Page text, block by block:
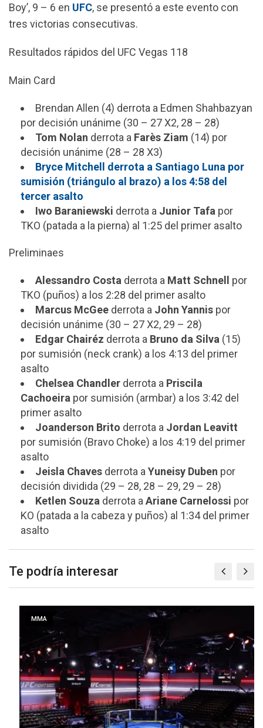
Boy’, 9 – 6 en UFC, se presentó a este evento con
tres victorias consecutivas.
Resultados rápidos del UFC Vegas 118
Main Card
Brendan Allen (4) derrota a Edmen Shahbazyan
por decisión unánime (30 – 27 X2, 28 – 28)
Tom Nolan derrota a Farès Ziam (14) por
decisión unánime (28 – 28 X3)
Bryce Mitchell derrota a Santiago Luna por
sumisión (triángulo al brazo) a los 4:58 del
tercer asalto
Iwo Baraniewski derrota a Junior Tafa por
TKO (patada a la pierna) al 1:25 del primer asalto
Preliminaes
Alessandro Costa derrota a Matt Schnell por
TKO (puños) a los 2:28 del primer asalto
Marcus McGee derrota a John Yannis por
decisión unánime (30 – 27 X2, 29 – 28)
Edgar Chairéz derrota a Bruno da Silva (15)
por sumisión (neck crank) a los 4:13 del primer
asalto
Chelsea Chandler derrota a Priscila
Cachoeira por sumisión (armbar) a los 3:42 del
primer asalto
Joanderson Brito derrota a Jordan Leavitt
por sumisión (Bravo Choke) a los 4:19 del primer
asalto
Jeisla Chaves derrota a Yuneisy Duben por
decisión dividida (29 – 28, 28 – 29, 29 – 28)
Ketlen Souza derrota a Ariane Carnelossi por
KO (patada a la cabeza y puños) al 1:34 del primer
asalto
Te podría interesar
MMA